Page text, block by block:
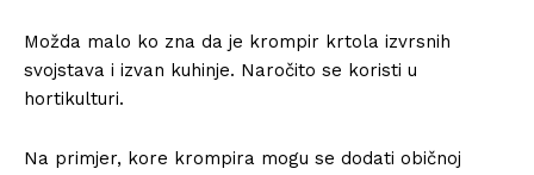
Možda malo ko zna da je krompir krtola izvrsnih
svojstava i izvan kuhinje. Naročito se koristi u
hortikulturi.
Na primjer, kore krompira mogu se dodati običnoj